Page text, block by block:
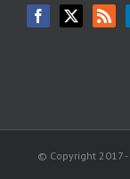
© Copyright 2017 -